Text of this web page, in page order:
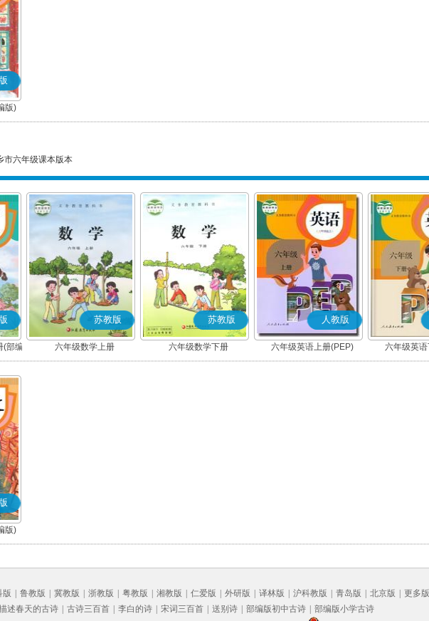
版)
市六年级课本版本
(部编
苏教版
六年级数学上册
苏教版
六年级数学下册
人教版
六年级英语上册(PEP) 六年级英
版)
版 鲁教版 冀教版 浙教版 粤教版 湘教版 仁爱版 外研版 译林版 沪科教版 青岛版 北京版
更多
述春天的古诗 古诗三百首 李白的诗 宋词三百首 送别诗 部编版初中古诗 部编版小学古诗